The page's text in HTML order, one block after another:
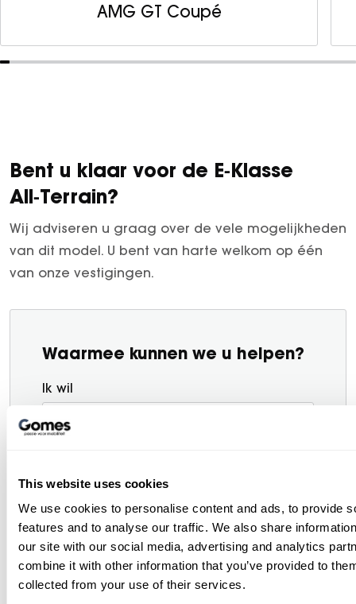
This website uses cookies
We use cookies to personalise content and ads, to provide
features and to analyse our traffic. We also share
our site with our social media, advertising and analytics
combine it with other information that you’ve provided to
collected from your use of their services.
AMG GT Coupé
Bent u klaar voor de E‑Klasse
All‑Terrain?
Wij adviseren u graag over de vele mogelijkheden
van dit model. U bent van harte welkom op één
van onze vestigingen.
Waarmee kunnen we u helpen?
Ik wil
Persoonsgegevens
Voorletter(s)